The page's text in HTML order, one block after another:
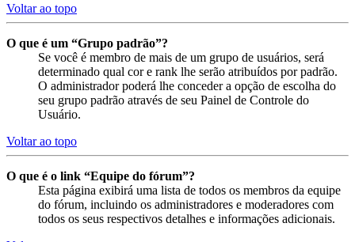
Voltar ao topo
O que é um “Grupo padrão”?
Se você é membro de mais de um grupo de usuários, será
determinado qual cor e rank lhe serão atribuídos por padrão.
O administrador poderá lhe conceder a opção de escolha do
seu grupo padrão através de seu Painel de Controle do
Usuário.
Voltar ao topo
O que é o link “Equipe do fórum”?
Esta página exibirá uma lista de todos os membros da equipe
do fórum, incluindo os administradores e moderadores com
todos os seus respectivos detalhes e informações adicionais.